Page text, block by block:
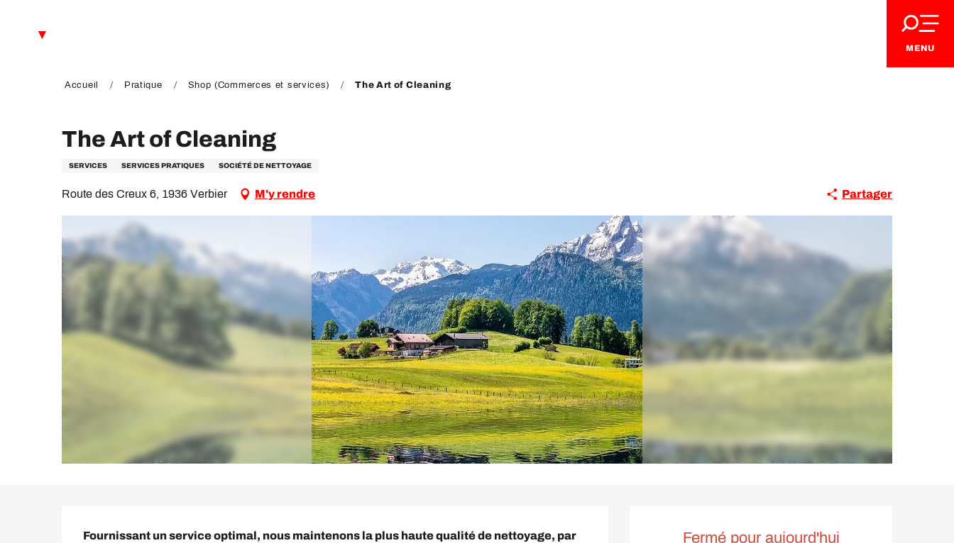
MENU
Accueil Pratique Shop (Commerces et services) The Art of Cleaning
The Art of Cleaning
SERVICES SERVICES PRATIQUES SOCIÉTÉ DE NETTOYAGE
Route des Creux 6, 1936 Verbier M'y rendre Partager
Fermé pour aujourd'hui
Fournissant un service optimal, nous maintenons la plus haute qualité de nettoyage, par